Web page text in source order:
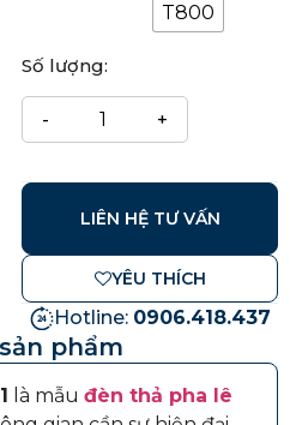
T800
Số lượng:
LIÊN HỆ TƯ VẤN
YÊU THÍCH
Hotline: 0906.418.437
phẩm
là mẫu đèn thả pha lê